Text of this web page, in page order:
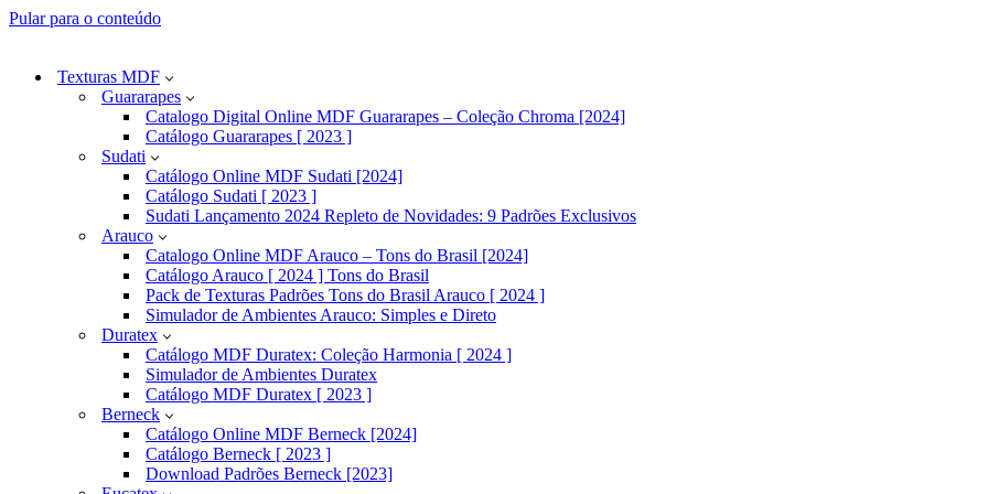
Pular para o conteúdo
Texturas MDF
Guararapes
Catalogo Digital Online MDF Guararapes – Coleção Chroma [2024]
Catálogo Guararapes [ 2023 ]
Sudati
Catálogo Online MDF Sudati [2024]
Catálogo Sudati [ 2023 ]
Sudati Lançamento 2024 Repleto de Novidades: 9 Padrões Exclusivos
Arauco
Catalogo Online MDF Arauco – Tons do Brasil [2024]
Catálogo Arauco [ 2024 ] Tons do Brasil
Pack de Texturas Padrões Tons do Brasil Arauco [ 2024 ]
Simulador de Ambientes Arauco: Simples e Direto
Duratex
Catálogo MDF Duratex: Coleção Harmonia [ 2024 ]
Simulador de Ambientes Duratex
Catálogo MDF Duratex [ 2023 ]
Berneck
Catálogo Online MDF Berneck [2024]
Catálogo Berneck [ 2023 ]
Download Padrões Berneck [2023]